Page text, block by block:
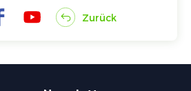
Zurück